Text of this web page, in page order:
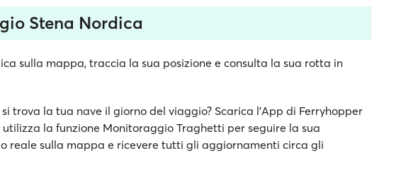
Stena Nordica
sulla mappa, traccia la sua posizione e consulta la sua rotta in
trova la tua nave il giorno del viaggio? Scarica l'App di Ferryhopper
la funzione Monitoraggio Traghetti per seguire la sua
reale sulla mappa e ricevere tutti gli aggiornamenti circa gli